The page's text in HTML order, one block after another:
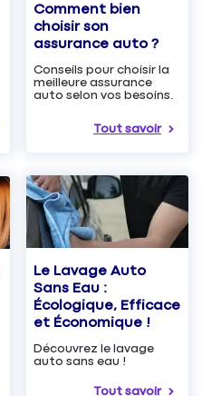
Comment bien
choisir son
assurance auto ?
Conseils pour choisir la
meilleure assurance
auto selon vos besoins.
Tout savoir
Le Lavage Auto
Sans Eau :
Écologique, Efficace
et Économique !
Découvrez le lavage
auto sans eau !
Tout savoir